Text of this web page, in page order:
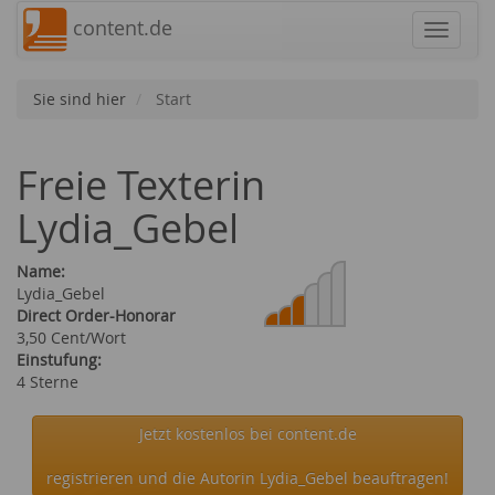
content.de
Sie sind hier Start
Freie Texterin
Lydia_Gebel
Name:
Lydia_Gebel
Direct Order-Honorar
3,50 Cent/Wort
Einstufung:
4 Sterne
Jetzt kostenlos bei content.de
registrieren und die Autorin Lydia_Gebel beauftragen!